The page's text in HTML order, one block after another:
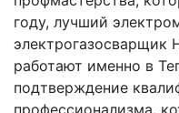
году, лучший
электрогазосварщик
работают именно в
подтверждение
профессионализма,